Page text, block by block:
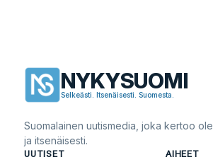
NYKYSUOMI
Selkeästi. Itsenäisesti. Suomesta.
Suomalainen uutismedia, joka kertoo
ja itsenäisesti.
UUTISET AIHEET